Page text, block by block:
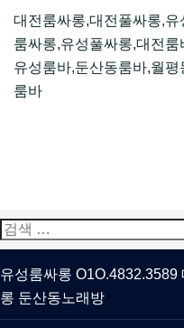
대전룸싸롱,대전풀싸롱,유
룸싸롱,유성풀싸롱,대전룸
유성룸바,둔산동룸바,월평
룸바
검
색:
유성룸싸롱
롱 둔산동노래방